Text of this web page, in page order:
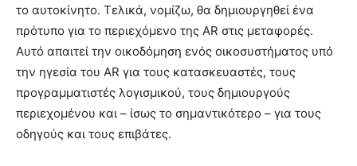
το αυτοκίνητο. Τελικά, νομίζω, θα δημιουργηθεί ένα
πρότυπο για το περιεχόμενο της AR στις μεταφορές.
Αυτό απαιτεί την οικοδόμηση ενός οικοσυστήματος υπό
την ηγεσία του AR για τους κατασκευαστές, τους
προγραμματιστές λογισμικού, τους δημιουργούς
περιεχομένου και – ίσως το σημαντικότερο – για τους
οδηγούς και τους επιβάτες.